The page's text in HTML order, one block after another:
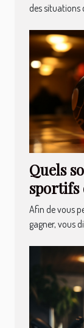
des situations
Quels
sportifs
Afin de vous
gagner, vous